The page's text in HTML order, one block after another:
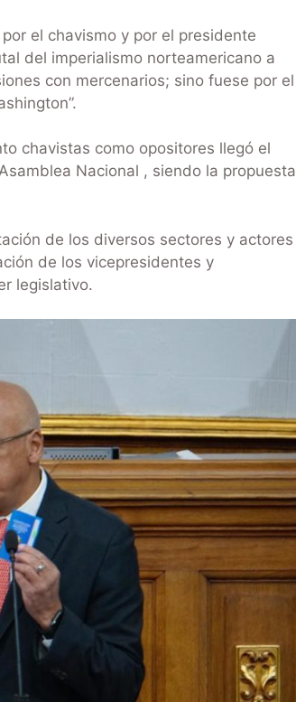
el chavismo y por el presidente
del imperialismo norteamericano a
con mercenarios; sino fuese por el
chavistas como opositores llegó el
Nacional , siendo la propuesta
de los diversos sectores y actores
de los vicepresidentes y
legislativo.